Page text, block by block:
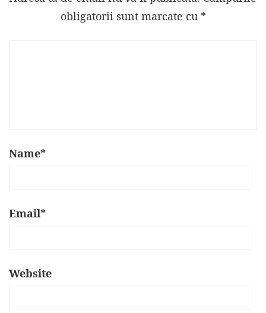
obligatorii sunt marcate cu *
Name*
Email*
Website